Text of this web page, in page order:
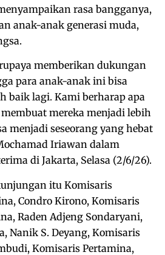
rasa bangganya,
anak-anak generasi muda,
memberikan dukungan
para anak-anak ini bisa
baik lagi. Kami berharap apa
mereka menjadi lebih
menjadi seseorang yang hebat
Iriawan dalam
di Jakarta, Selasa (2/6/26).
itu Komisaris
Condro Kirono, Komisaris
Raden Adjeng Sondaryani,
Nanik S. Deyang, Komisaris
Komisaris Pertamina,